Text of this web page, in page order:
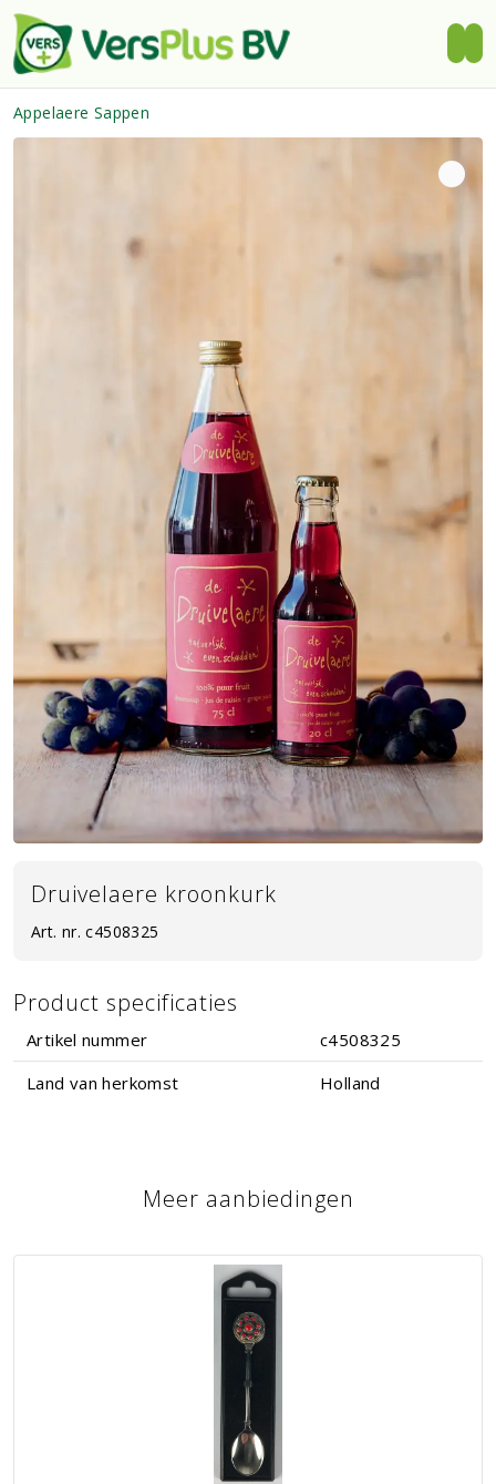
Appelaere Sappen
Druivelaere kroonkurk
Art. nr. c4508325
Product specificaties
Artikel nummer
c4508325
Land van herkomst
Holland
Meer aanbiedingen